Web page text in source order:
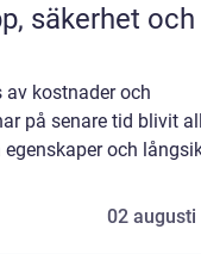
kostnader och
på senare tid blivit
och
02 augusti